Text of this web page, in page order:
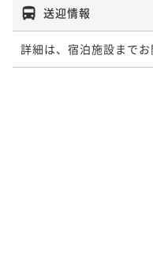
送迎情報
詳細は、宿泊施設までお